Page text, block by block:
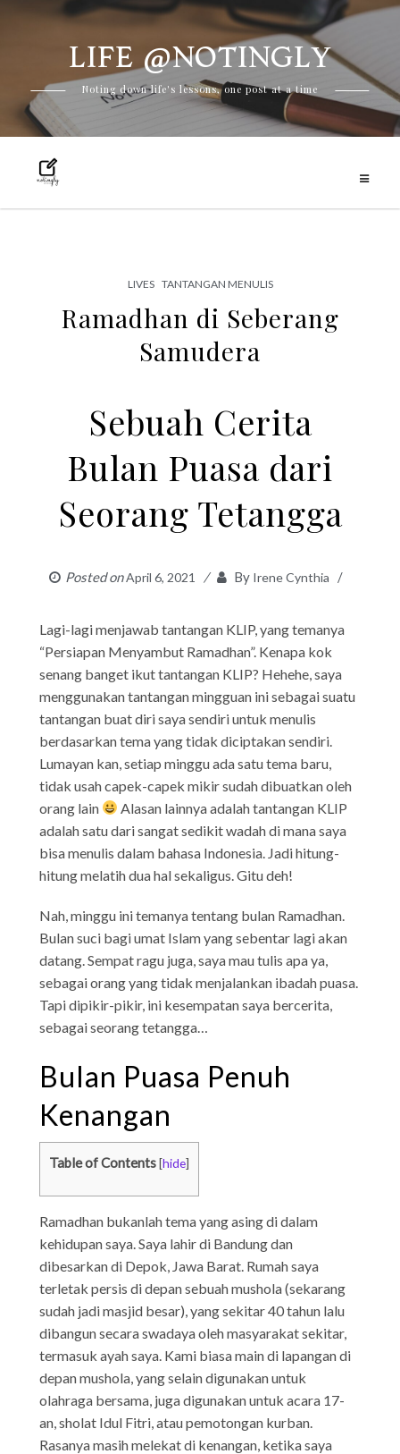
content
LIFE @NOTINGLY
Noting down life's lessons, one post at a time
LIVES TANTANGAN MENULIS
Ramadhan di Seberang
Samudera
Sebuah Cerita
Bulan Puasa dari
Seorang Tetangga
Posted onApril 6, 2021 By Irene Cynthia
Lagi-lagi menjawab tantangan KLIP, yang temanya
“Persiapan Menyambut Ramadhan”. Kenapa kok
senang banget ikut tantangan KLIP? Hehehe, saya
menggunakan tantangan mingguan ini sebagai suatu
tantangan buat diri saya sendiri untuk menulis
berdasarkan tema yang tidak diciptakan sendiri.
Lumayan kan, setiap minggu ada satu tema baru,
tidak usah capek-capek mikir sudah dibuatkan oleh
orang lain
Alasan lainnya adalah tantangan KLIP
adalah satu dari sangat sedikit wadah di mana saya
bisa menulis dalam bahasa Indonesia. Jadi hitung-
hitung melatih dua hal sekaligus. Gitu deh!
Nah, minggu ini temanya tentang bulan Ramadhan.
Bulan suci bagi umat Islam yang sebentar lagi akan
datang. Sempat ragu juga, saya mau tulis apa ya,
sebagai orang yang tidak menjalankan ibadah puasa.
Tapi dipikir-pikir, ini kesempatan saya bercerita,
sebagai seorang tetangga…
Bulan Puasa Penuh
Kenangan
Table of Contents[hide]
Ramadhan bukanlah tema yang asing di dalam
kehidupan saya. Saya lahir di Bandung dan
dibesarkan di Depok, Jawa Barat. Rumah saya
terletak persis di depan sebuah mushola (sekarang
sudah jadi masjid besar), yang sekitar 40 tahun lalu
dibangun secara swadaya oleh masyarakat sekitar,
termasuk ayah saya. Kami biasa main di lapangan di
depan mushola, yang selain digunakan untuk
olahraga bersama, juga digunakan untuk acara 17-
an, sholat Idul Fitri, atau pemotongan kurban.
Rasanya masih melekat di kenangan, ketika saya